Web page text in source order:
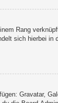
Rang
sich hierbei
Gravatar,